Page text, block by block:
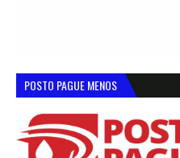
POSTO PAGUE MENOS